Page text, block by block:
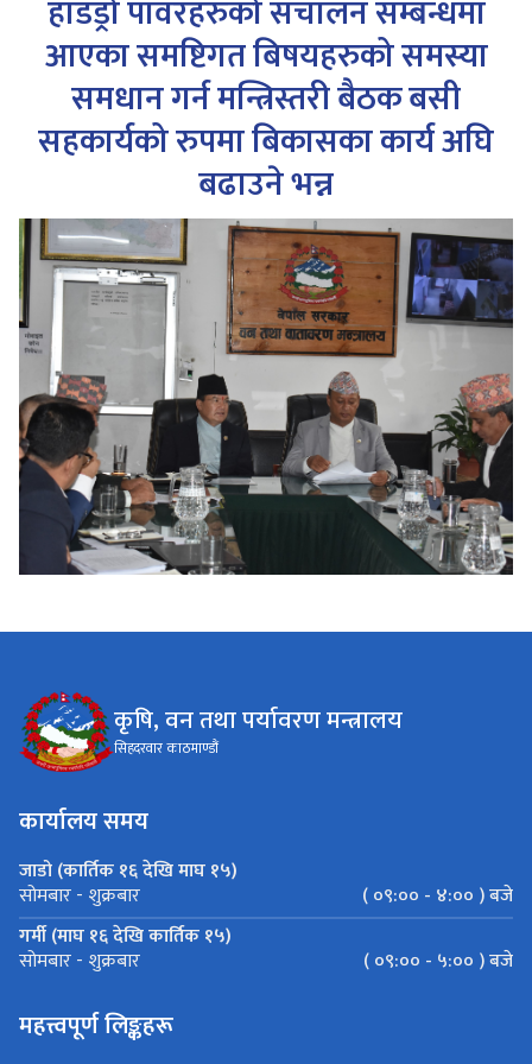
हाडड्रो पावरहरुको संचालन सम्बन्धमा
आएका समष्टिगत बिषयहरुको समस्या
समधान गर्न मन्त्रिस्तरी बैठक बसी
सहकार्यको रुपमा बिकासका कार्य अघि
बढाउने भन्न
कृषि, वन तथा पर्यावरण मन्त्रालय
सिहदरवार काठमाण्डौं
कार्यालय समय
जाडो (कार्तिक १६ देखि माघ १५)
सोमबार - शुक्रबार
( ०९:०० - ४:०० ) बजे
गर्मी (माघ १६ देखि कार्तिक १५)
सोमबार - शुक्रबार ( ०९:०० - ५:०० ) बजे
महत्त्वपूर्ण लिङ्कहरू